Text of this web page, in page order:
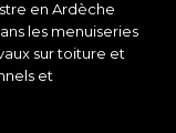
en Ardèche
les menuiseries
sur toiture et
et